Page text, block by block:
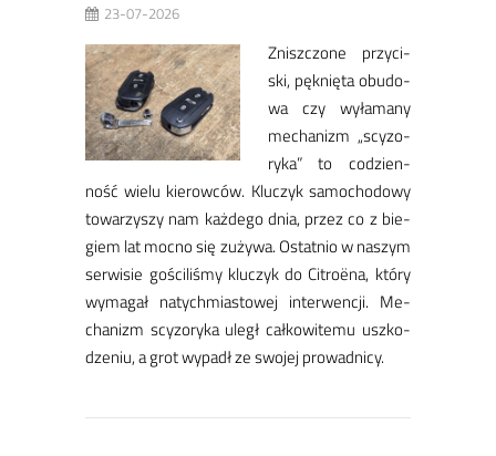
23-07-2026
Znisz­czo­ne przy­ci­
ski, pęk­nię­ta obu­do­
wa czy wy­ła­ma­ny
me­cha­nizm „scy­zo­
ry­ka” to co­dzien­
ność wie­lu kie­row­ców. Klu­czyk sa­mo­cho­do­wy
to­wa­rzy­szy nam każ­de­go dnia, przez co z bie­
giem lat moc­no się zu­ży­wa. Ostat­nio w na­szym
ser­wi­sie go­ści­li­śmy klu­czyk do Ci­tro­ëna, któ­ry
wy­ma­gał na­tych­mia­sto­wej in­ter­wen­cji. Me­
cha­nizm scy­zo­ry­ka uległ cał­ko­wi­te­mu uszko­
dze­niu, a grot wy­padł ze swo­jej pro­wad­ni­cy.